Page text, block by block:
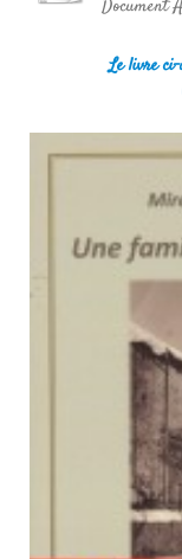
Document
Le livre ci-